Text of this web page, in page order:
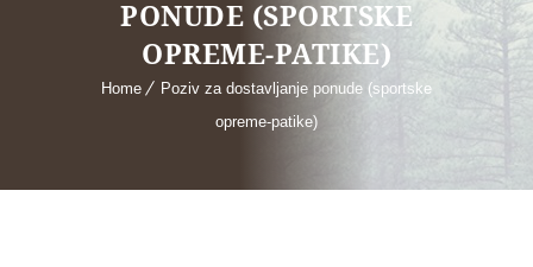
PONUDE (SPORTSKE
OPREME-PATIKE)
Home
Poziv za dostavljanje ponude (sportske
opreme-patike)